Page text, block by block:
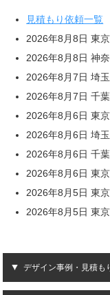
見積もり依頼一覧
2026年8月8日 東
2026年8月8日 神
2026年8月7日 埼
2026年8月7日 千
2026年8月6日 東
2026年8月6日 埼
2026年8月6日 千
2026年8月6日 東
2026年8月5日 東
2026年8月5日 東
デザイン事例・見積も